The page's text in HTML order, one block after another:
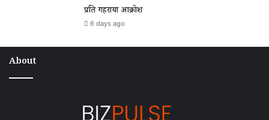
प्रति गहराया आक्रोश
6 days ago
About